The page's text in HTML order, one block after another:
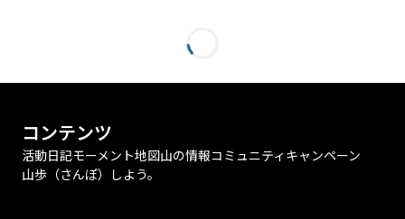
コンテンツ
活動日記モーメント地図山の情報コミュニティ キャンペーン
山歩（さんぽ）しよう。